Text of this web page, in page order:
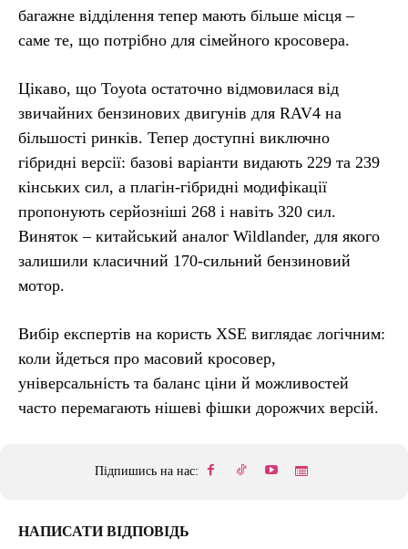
багажне відділення тепер мають більше місця –
саме те, що потрібно для сімейного кросовера.
Цікаво, що Toyota остаточно відмовилася від
звичайних бензинових двигунів для RAV4 на
більшості ринків. Тепер доступні виключно
гібридні версії: базові варіанти видають 229 та 239
кінських сил, а плагін-гібридні модифікації
пропонують серйозніші 268 і навіть 320 сил.
Виняток – китайський аналог Wildlander, для якого
залишили класичний 170-сильний бензиновий
мотор.
Вибір експертів на користь XSE виглядає логічним:
коли йдеться про масовий кросовер,
універсальність та баланс ціни й можливостей
часто перемагають нішеві фішки дорожчих версій.
Підпишись на нас:
НАПИСАТИ ВІДПОВІДЬ